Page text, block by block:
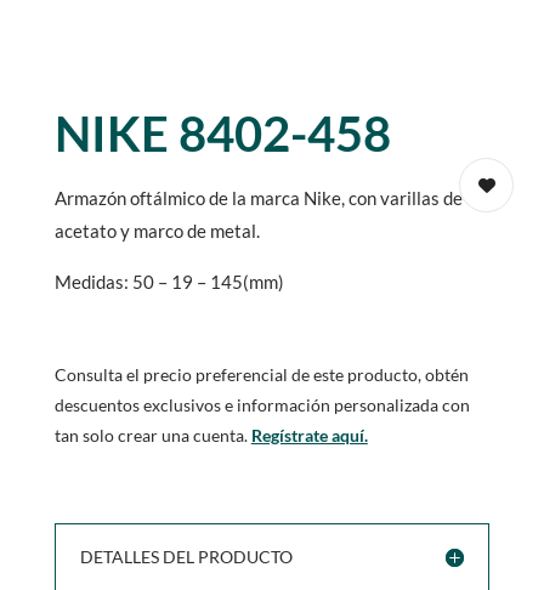
NIKE 8402-458
Armazón oftálmico de la marca Nike, con varillas de
acetato y marco de metal.
Medidas: 50 – 19 – 145(mm)
Consulta el precio preferencial de este producto, obtén
descuentos exclusivos e información personalizada con
tan solo crear una cuenta. Regístrate aquí.
DETALLES DEL PRODUCTO